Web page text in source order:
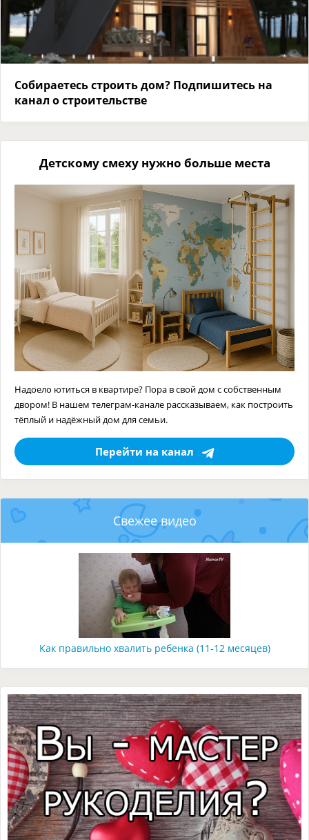
Собираетесь строить дом? Подпишитесь на
канал о строительстве
Детскому смеху нужно больше места
Надоело ютиться в квартире? Пора в свой дом с собственным
двором! В нашем телеграм-канале рассказываем, как построить
тёплый и надёжный дом для семьи.
Перейти на канал
Свежее видео
Как правильно хвалить ребенка (11-12 месяцев)